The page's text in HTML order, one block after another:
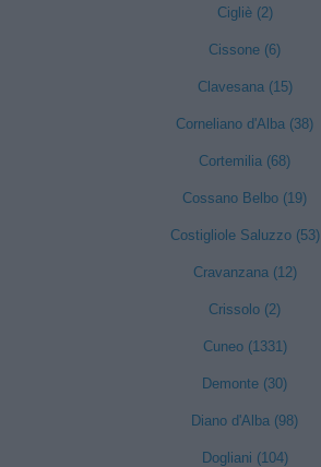
Cigliè (2)
Cissone (6)
Clavesana (15)
Corneliano d'Alba (38)
Cortemilia (68)
Cossano Belbo (19)
Costigliole Saluzzo (53)
Cravanzana (12)
Crissolo (2)
Cuneo (1331)
Demonte (30)
Diano d'Alba (98)
Dogliani (104)